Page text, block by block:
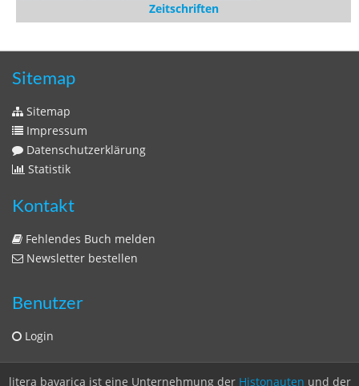
Zeitschriften
Sitemap
Sitemap
Impressum
Datenschutzerklärung
Statistik
Kontakt
Fehlendes Buch melden
Newsletter bestellen
Benutzer
Login
litera bavarica ist eine Unternehmung der Histonauten und der